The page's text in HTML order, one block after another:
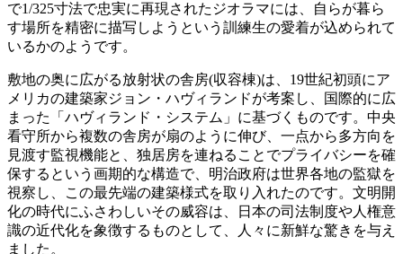
で1/325寸法で忠実に再現されたジオラマには、自らが暮ら
す場所を精密に描写しようという訓練生の愛着が込められて
いるかのようです。
敷地の奥に広がる放射状の舎房(収容棟)は、19世紀初頭にア
メリカの建築家ジョン・ハヴィランドが考案し、国際的に広
まった「ハヴィランド・システム」に基づくものです。中央
看守所から複数の舎房が扇のように伸び、一点から多方向を
見渡す監視機能と、独居房を連ねることでプライバシーを確
保するという画期的な構造で、明治政府は世界各地の監獄を
視察し、この最先端の建築様式を取り入れたのです。文明開
化の時代にふさわしいその威容は、日本の司法制度や人権意
識の近代化を象徴するものとして、人々に新鮮な驚きを与え
ました。